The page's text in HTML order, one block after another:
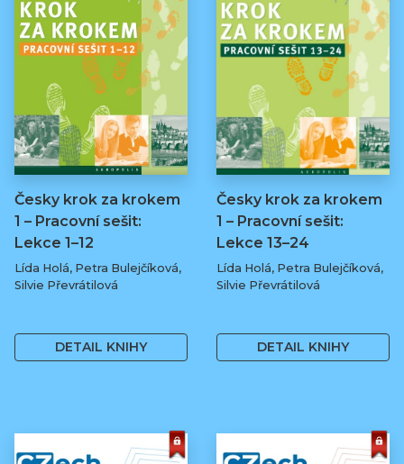
Česky krok za krokem
1 – Pracovní sešit:
Lekce 1–12
Lída Holá, Petra Bulejčíková,
Silvie Převrátilová
DETAIL KNIHY
Česky krok za krokem
1 – Pracovní sešit:
Lekce 13–24
Lída Holá, Petra Bulejčíková,
Silvie Převrátilová
DETAIL KNIHY